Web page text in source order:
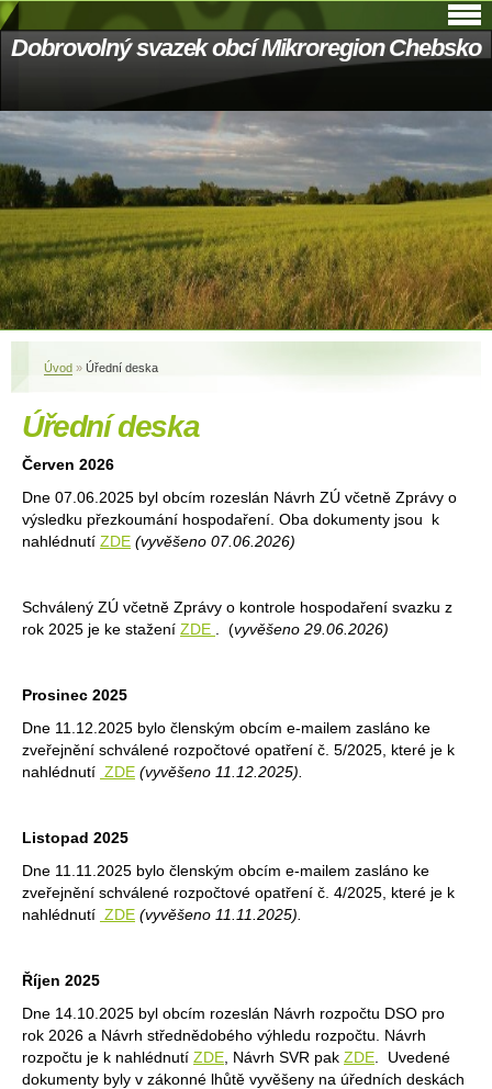
Dobrovolný svazek obcí Mikroregion Chebsko
Úvod » Úřední deska
Úřední deska
Červen 2026
Dne 07.06.2025 byl obcím rozeslán Návrh ZÚ včetně Zprávy o
výsledku přezkoumání hospodaření. Oba dokumenty jsou k
nahlédnutí ZDE (vyvěšeno 07.06.2026)
Schválený ZÚ včetně Zprávy o kontrole hospodaření svazku z
rok 2025 je ke stažení ZDE . (vyvěšeno 29.06.2026)
Prosinec 2025
Dne 11.12.2025 bylo členským obcím e-mailem zasláno ke
zveřejnění schválené rozpočtové opatření č. 5/2025, které je k
nahlédnutí ZDE (vyvěšeno 11.12.2025).
Listopad 2025
Dne 11.11.2025 bylo členským obcím e-mailem zasláno ke
zveřejnění schválené rozpočtové opatření č. 4/2025, které je k
nahlédnutí ZDE (vyvěšeno 11.11.2025).
Říjen 2025
Dne 14.10.2025 byl obcím rozeslán Návrh rozpočtu DSO pro
rok 2026 a Návrh střednědobého výhledu rozpočtu. Návrh
rozpočtu je k nahlédnutí ZDE , Návrh SVR pak ZDE . Uvedené
dokumenty byly v zákonné lhůtě vyvěšeny na úředních deskách